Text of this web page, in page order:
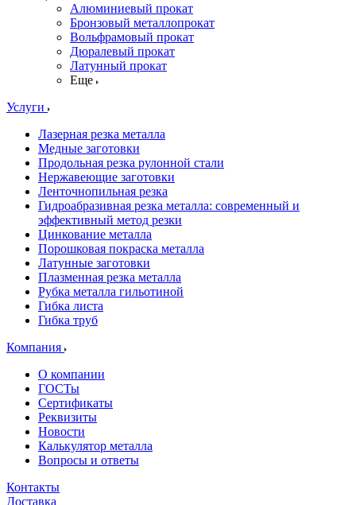
Алюминиевый прокат
Бронзовый металлопрокат
Вольфрамовый прокат
Дюралевый прокат
Латунный прокат
Еще
Услуги
Лазерная резка металла
Медные заготовки
Продольная резка рулонной стали
Нержавеющие заготовки
Ленточнопильная резка
Гидроабразивная резка металла: современный и
эффективный метод резки
Цинкование металла
Порошковая покраска металла
Латунные заготовки
Плазменная резка металла
Рубка металла гильотиной
Гибка листа
Гибка труб
Компания
О компании
ГОСТы
Сертификаты
Реквизиты
Новости
Калькулятор металла
Вопросы и ответы
Контакты
Доставка